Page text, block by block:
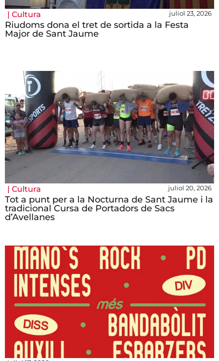
| Cultura juliol 23, 2026
Riudoms dona el tret de sortida a la Festa
Major de Sant Jaume
| Cultura juliol 20, 2026
Tot a punt per a la Nocturna de Sant Jaume i la
tradicional Cursa de Portadors de Sacs
d’Avellanes